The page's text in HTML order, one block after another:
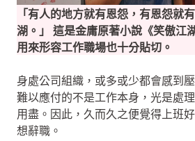
「有人的地方就有恩怨，有恩怨就
湖。」 這是金庸原著小說《笑傲江
用來形容工作職場也十分貼切。
身處公司組織，或多或少都會感到
難以應付的不是工作本身，光是處
用盡。因此，久而久之便覺得上班
想辭職。